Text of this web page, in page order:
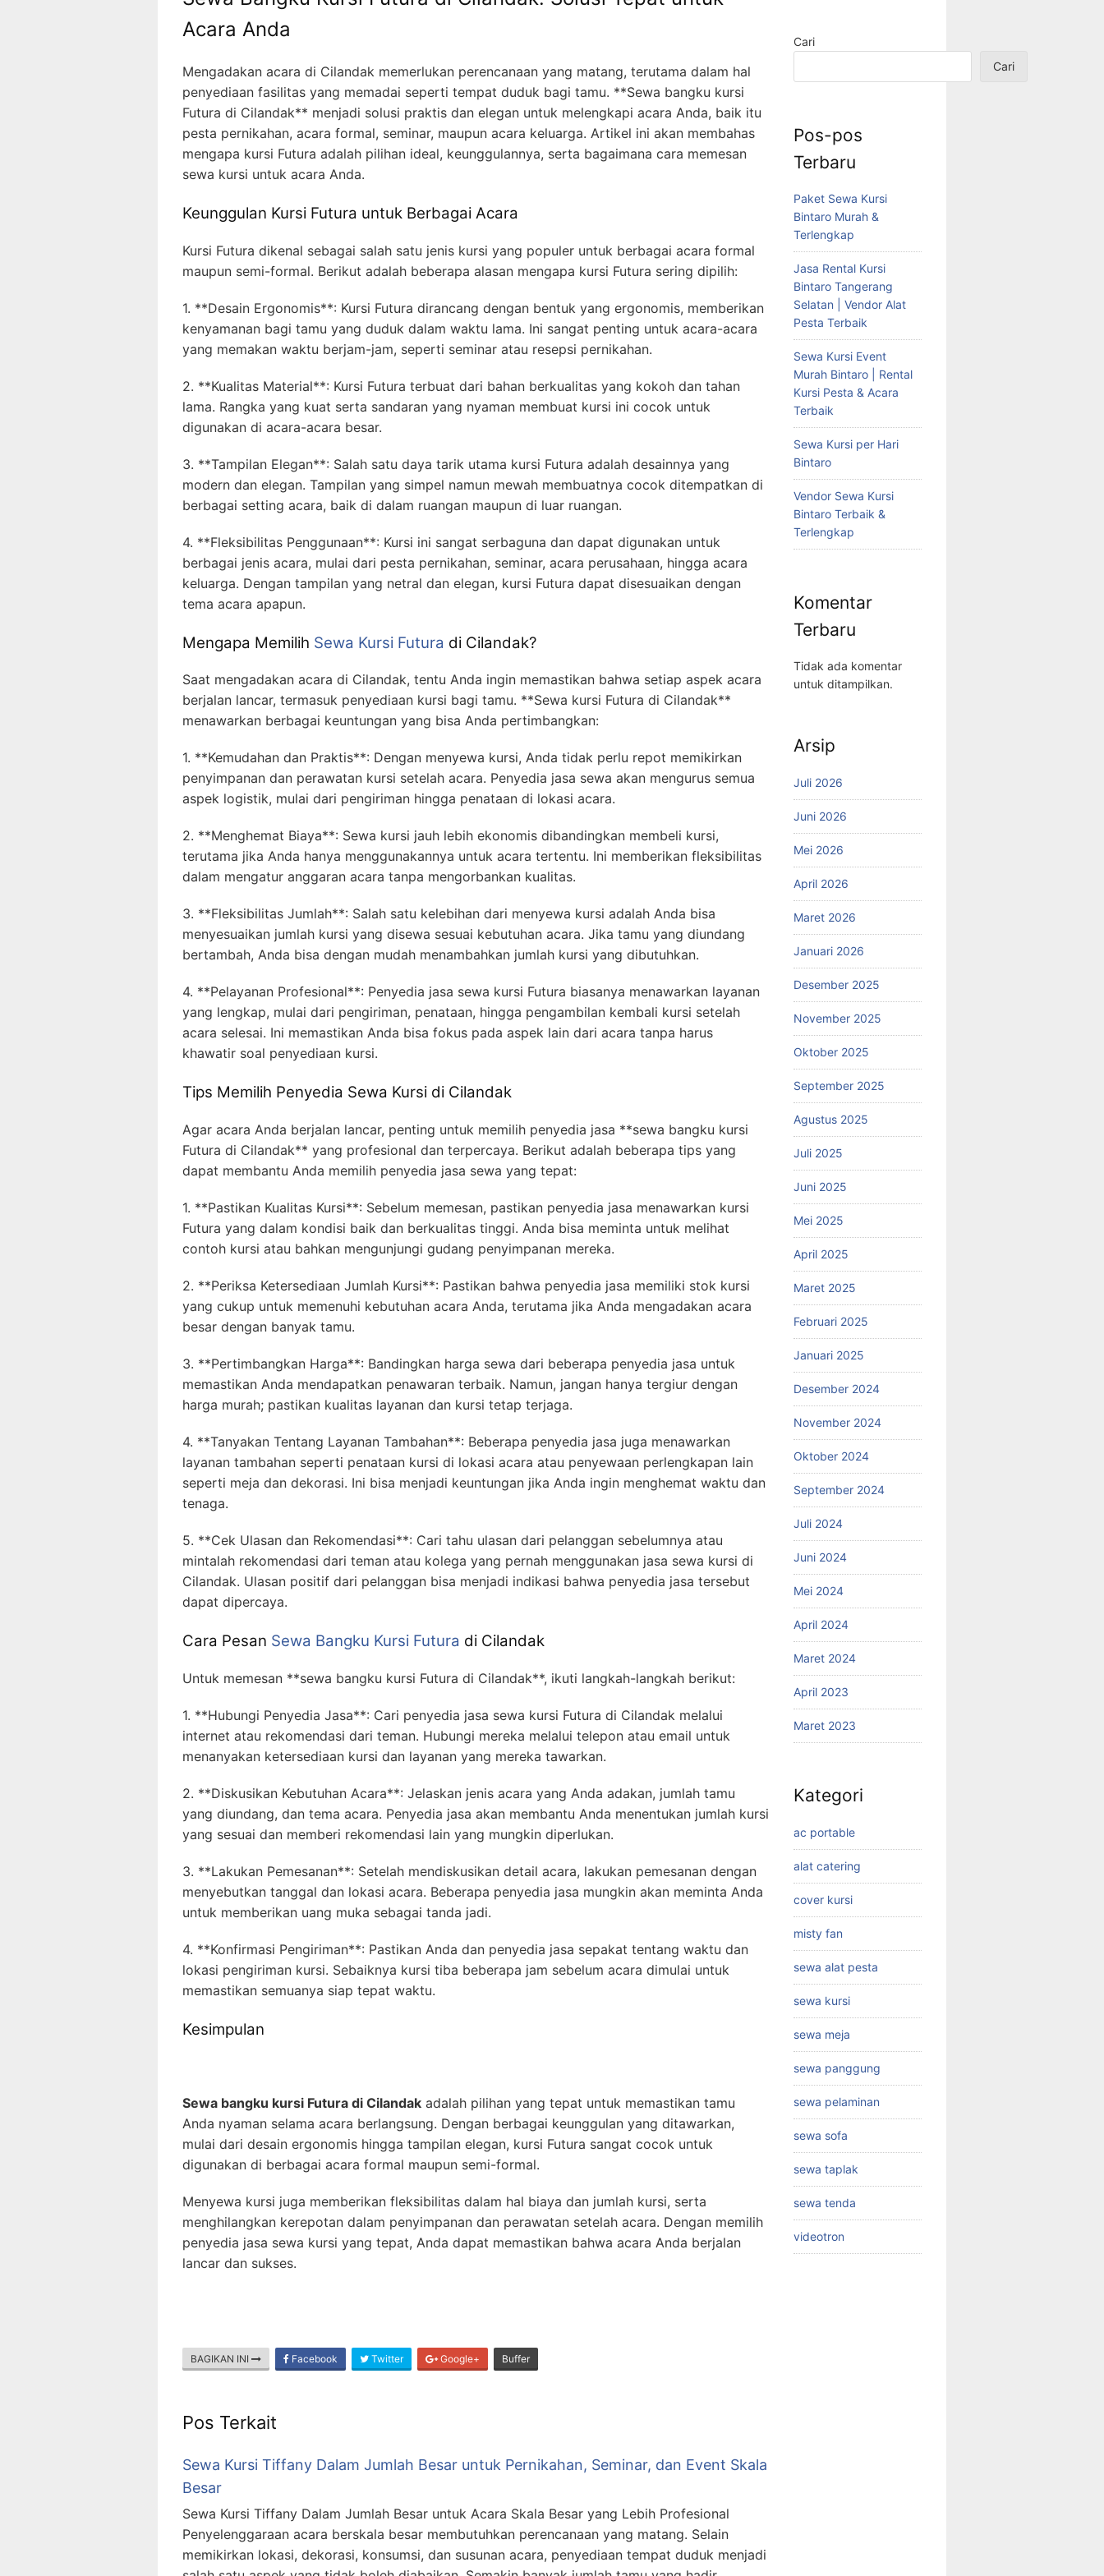
Acara Anda
Mengadakan acara di Cilandak memerlukan perencanaan yang matang, terutama dalam hal
penyediaan fasilitas yang memadai seperti tempat duduk bagi tamu. **Sewa bangku kursi
Futura di Cilandak** menjadi solusi praktis dan elegan untuk melengkapi acara Anda, baik itu
pesta pernikahan, acara formal, seminar, maupun acara keluarga. Artikel ini akan membahas
mengapa kursi Futura adalah pilihan ideal, keunggulannya, serta bagaimana cara memesan
sewa kursi untuk acara Anda.
Keunggulan Kursi Futura untuk Berbagai Acara
Kursi Futura dikenal sebagai salah satu jenis kursi yang populer untuk berbagai acara formal
maupun semi-formal. Berikut adalah beberapa alasan mengapa kursi Futura sering dipilih:
1. **Desain Ergonomis**: Kursi Futura dirancang dengan bentuk yang ergonomis, memberikan
kenyamanan bagi tamu yang duduk dalam waktu lama. Ini sangat penting untuk acara-acara
yang memakan waktu berjam-jam, seperti seminar atau resepsi pernikahan.
2. **Kualitas Material**: Kursi Futura terbuat dari bahan berkualitas yang kokoh dan tahan
lama. Rangka yang kuat serta sandaran yang nyaman membuat kursi ini cocok untuk
digunakan di acara-acara besar.
3. **Tampilan Elegan**: Salah satu daya tarik utama kursi Futura adalah desainnya yang
modern dan elegan. Tampilan yang simpel namun mewah membuatnya cocok ditempatkan di
berbagai setting acara, baik di dalam ruangan maupun di luar ruangan.
4. **Fleksibilitas Penggunaan**: Kursi ini sangat serbaguna dan dapat digunakan untuk
berbagai jenis acara, mulai dari pesta pernikahan, seminar, acara perusahaan, hingga acara
keluarga. Dengan tampilan yang netral dan elegan, kursi Futura dapat disesuaikan dengan
tema acara apapun.
Mengapa Memilih Sewa Kursi Futura di Cilandak?
Saat mengadakan acara di Cilandak, tentu Anda ingin memastikan bahwa setiap aspek acara
berjalan lancar, termasuk penyediaan kursi bagi tamu. **Sewa kursi Futura di Cilandak**
menawarkan berbagai keuntungan yang bisa Anda pertimbangkan:
1. **Kemudahan dan Praktis**: Dengan menyewa kursi, Anda tidak perlu repot memikirkan
penyimpanan dan perawatan kursi setelah acara. Penyedia jasa sewa akan mengurus semua
aspek logistik, mulai dari pengiriman hingga penataan di lokasi acara.
2. **Menghemat Biaya**: Sewa kursi jauh lebih ekonomis dibandingkan membeli kursi,
terutama jika Anda hanya menggunakannya untuk acara tertentu. Ini memberikan fleksibilitas
dalam mengatur anggaran acara tanpa mengorbankan kualitas.
3. **Fleksibilitas Jumlah**: Salah satu kelebihan dari menyewa kursi adalah Anda bisa
menyesuaikan jumlah kursi yang disewa sesuai kebutuhan acara. Jika tamu yang diundang
bertambah, Anda bisa dengan mudah menambahkan jumlah kursi yang dibutuhkan.
4. **Pelayanan Profesional**: Penyedia jasa sewa kursi Futura biasanya menawarkan layanan
yang lengkap, mulai dari pengiriman, penataan, hingga pengambilan kembali kursi setelah
acara selesai. Ini memastikan Anda bisa fokus pada aspek lain dari acara tanpa harus
khawatir soal penyediaan kursi.
Tips Memilih Penyedia Sewa Kursi di Cilandak
Agar acara Anda berjalan lancar, penting untuk memilih penyedia jasa **sewa bangku kursi
Futura di Cilandak** yang profesional dan terpercaya. Berikut adalah beberapa tips yang
dapat membantu Anda memilih penyedia jasa sewa yang tepat:
1. **Pastikan Kualitas Kursi**: Sebelum memesan, pastikan penyedia jasa menawarkan kursi
Futura yang dalam kondisi baik dan berkualitas tinggi. Anda bisa meminta untuk melihat
contoh kursi atau bahkan mengunjungi gudang penyimpanan mereka.
2. **Periksa Ketersediaan Jumlah Kursi**: Pastikan bahwa penyedia jasa memiliki stok kursi
yang cukup untuk memenuhi kebutuhan acara Anda, terutama jika Anda mengadakan acara
besar dengan banyak tamu.
3. **Pertimbangkan Harga**: Bandingkan harga sewa dari beberapa penyedia jasa untuk
memastikan Anda mendapatkan penawaran terbaik. Namun, jangan hanya tergiur dengan
harga murah; pastikan kualitas layanan dan kursi tetap terjaga.
4. **Tanyakan Tentang Layanan Tambahan**: Beberapa penyedia jasa juga menawarkan
layanan tambahan seperti penataan kursi di lokasi acara atau penyewaan perlengkapan lain
seperti meja dan dekorasi. Ini bisa menjadi keuntungan jika Anda ingin menghemat waktu dan
tenaga.
5. **Cek Ulasan dan Rekomendasi**: Cari tahu ulasan dari pelanggan sebelumnya atau
mintalah rekomendasi dari teman atau kolega yang pernah menggunakan jasa sewa kursi di
Cilandak. Ulasan positif dari pelanggan bisa menjadi indikasi bahwa penyedia jasa tersebut
dapat dipercaya.
Cara Pesan Sewa Bangku Kursi Futura di Cilandak
Untuk memesan **sewa bangku kursi Futura di Cilandak**, ikuti langkah-langkah berikut:
1. **Hubungi Penyedia Jasa**: Cari penyedia jasa sewa kursi Futura di Cilandak melalui
internet atau rekomendasi dari teman. Hubungi mereka melalui telepon atau email untuk
menanyakan ketersediaan kursi dan layanan yang mereka tawarkan.
2. **Diskusikan Kebutuhan Acara**: Jelaskan jenis acara yang Anda adakan, jumlah tamu
yang diundang, dan tema acara. Penyedia jasa akan membantu Anda menentukan jumlah kursi
yang sesuai dan memberi rekomendasi lain yang mungkin diperlukan.
3. **Lakukan Pemesanan**: Setelah mendiskusikan detail acara, lakukan pemesanan dengan
menyebutkan tanggal dan lokasi acara. Beberapa penyedia jasa mungkin akan meminta Anda
untuk memberikan uang muka sebagai tanda jadi.
4. **Konfirmasi Pengiriman**: Pastikan Anda dan penyedia jasa sepakat tentang waktu dan
lokasi pengiriman kursi. Sebaiknya kursi tiba beberapa jam sebelum acara dimulai untuk
memastikan semuanya siap tepat waktu.
Kesimpulan
Sewa bangku kursi Futura di Cilandak adalah pilihan yang tepat untuk memastikan tamu
Anda nyaman selama acara berlangsung. Dengan berbagai keunggulan yang ditawarkan,
mulai dari desain ergonomis hingga tampilan elegan, kursi Futura sangat cocok untuk
digunakan di berbagai acara formal maupun semi-formal.
Menyewa kursi juga memberikan fleksibilitas dalam hal biaya dan jumlah kursi, serta
menghilangkan kerepotan dalam penyimpanan dan perawatan setelah acara. Dengan memilih
penyedia jasa sewa kursi yang tepat, Anda dapat memastikan bahwa acara Anda berjalan
lancar dan sukses.
BAGIKAN INI Facebook Twitter Google+ Buffer
Pos Terkait
Sewa Kursi Tiffany Dalam Jumlah Besar untuk Pernikahan, Seminar, dan Event Skala
Besar
Sewa Kursi Tiffany Dalam Jumlah Besar untuk Acara Skala Besar yang Lebih Profesional
Penyelenggaraan acara berskala besar membutuhkan perencanaan yang matang. Selain
memikirkan lokasi, dekorasi, konsumsi, dan susunan acara, penyediaan tempat duduk menjadi
Cari
Cari
Pos-pos
Terbaru
Paket Sewa Kursi
Bintaro Murah &
Terlengkap
Jasa Rental Kursi
Bintaro Tangerang
Selatan | Vendor Alat
Pesta Terbaik
Sewa Kursi Event
Murah Bintaro | Rental
Kursi Pesta & Acara
Terbaik
Sewa Kursi per Hari
Bintaro
Vendor Sewa Kursi
Bintaro Terbaik &
Terlengkap
Komentar
Terbaru
Tidak ada komentar
untuk ditampilkan.
Arsip
Juli 2026
Juni 2026
Mei 2026
April 2026
Maret 2026
Januari 2026
Desember 2025
November 2025
Oktober 2025
September 2025
Agustus 2025
Juli 2025
Juni 2025
Mei 2025
April 2025
Maret 2025
Februari 2025
Januari 2025
Desember 2024
November 2024
Oktober 2024
September 2024
Juli 2024
Juni 2024
Mei 2024
April 2024
Maret 2024
April 2023
Maret 2023
Kategori
ac portable
alat catering
cover kursi
misty fan
sewa alat pesta
sewa kursi
sewa meja
sewa panggung
sewa pelaminan
sewa sofa
sewa taplak
sewa tenda
videotron